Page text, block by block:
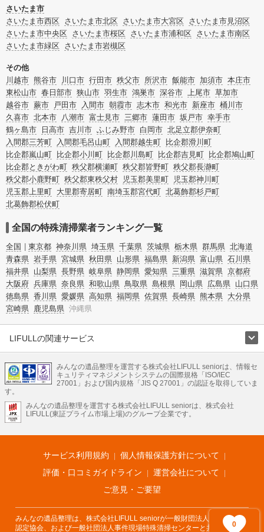
0
また故人のご遺族だけでなく不動産管理会社様やオーナー様(賃貸家主様)、行政
のご担当者様でも相談できます。
さいたま市
さいたま市西区
さいたま市北区 さいたま市大宮区
さいたま市見沼区
さいたま市中央区
さいたま市桜区 さいたま市浦和区
さいたま市南区
さいたま市緑区
さいたま市岩槻区
その他
川越市 熊谷市 川口市 行田市 秩父市 所沢市 飯能市 加須市 本庄市
東松山市 春日部市 狭山市 羽生市 鴻巣市 深谷市 上尾市 草加市
越谷市 蕨市 戸田市 入間市 朝霞市 志木市 和光市 新座市 桶川市
久喜市 北本市 八潮市 富士見市 三郷市 蓮田市 坂戸市 幸手市
鶴ヶ島市
日高市 吉川市 ふじみ野市 白岡市 北足立郡伊奈町
入間郡三芳町
入間郡毛呂山町 入間郡越生町
比企郡滑川町
比企郡嵐山町
比企郡小川町 比企郡川島町 比企郡吉見町
比企郡鳩山町
比企郡ときがわ町 秩父郡横瀬町 秩父郡皆野町 秩父郡長瀞町
秩父郡小鹿野町 秩父郡東秩父村 児玉郡美里町
児玉郡神川町
児玉郡上里町 大里郡寄居町 南埼玉郡宮代町 北葛飾郡杉戸町
北葛飾郡松伏町
全国の特殊清掃業者ランキング一覧
全国 東京都 神奈川県 埼玉県 千葉県 茨城県 栃木県 群馬県 北海道
青森県 岩手県 宮城県 秋田県 山形県 福島県 新潟県 富山県 石川県
福井県 山梨県 長野県 岐阜県 静岡県 愛知県 三重県 滋賀県 京都府
大阪府 兵庫県 奈良県 和歌山県 鳥取県 島根県 岡山県 広島県 山口県
徳島県 香川県 愛媛県 高知県 福岡県 佐賀県 長崎県 熊本県 大分県
宮崎県 鹿児島県 沖縄県
LIFULLの関連サービス
不動産・住宅
引越し 老人ホーム 地方創生 ママの就労支援
不動産クラウドファンディング 遺品整理 老後の暮らし情報
LIFULL HOME'Sのサービス
不動産・住宅
不動産査定 マンション専門売却査定 不動産投資 アドバイザー
不動産アーカイブ
空き家バンク 家賃相場 不動産会社
まちむすび
不動産用語集 住まいのお役立ち情報
LIFULL HOME'S PRESS
アプリ 不動産データ 不動産転職
みんなの遺品整理を運営する株式会社LIFULL seniorは、情報セ
キュリティマネジメントシステムの国際規格「ISO/IEC
27001」および国内規格「JIS Q 27001」の認証を取得していま
す。
みんなの遺品整理を運営する株式会社LIFULL seniorは、株式会社
LIFULL(東証プライム市場上場)のグループ企業です。
サービス利用規約
個人情報保護方針について
評価・口コミガイドライン
運営会社について
ご意見・ご要望
みんなの遺品整理は、株式会社LIFULL seniorが一般財団法人遺品整理士
認定協会、および一般社団法人事件現場特殊清掃センターと共同でサービ